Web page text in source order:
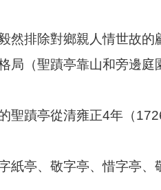
然排除對鄉親人情世故
（聖蹟亭靠山和旁邊庭
聖蹟亭從清雍正4年（
紙亭、敬字亭、惜字亭